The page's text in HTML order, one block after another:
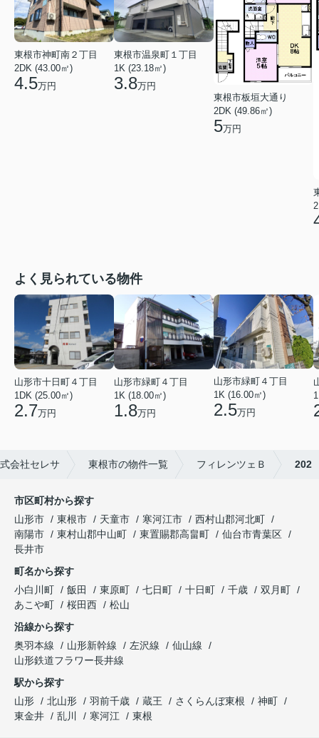
東根市神町南２丁目
2DK (43.00㎡)
4.5万円
東根市温泉町１丁目
1K (23.18㎡)
3.8万円
東根市板垣大通り
2DK (49.86㎡)
5万円
よく見られている物件
山形市十日町４丁目
1DK (25.00㎡)
2.7万円
山形市緑町４丁目
1K (18.00㎡)
1.8万円
山形市緑町４丁目
1K (16.00㎡)
2.5万円
会社セレサ 東根市の物件一覧 フィレンツェＢ 202
市区町村から探す
山形市
東根市 天童市 寒河江市
西村山郡河北町
南陽市
東村山郡中山町 東置賜郡高畠町
仙台市青葉区
長井市
町名から探す
小白川町
飯田 東原町 七日町 十日町 千歳
双月町
あこや町
桜田西
松山
沿線から探す
奥羽本線
山形新幹線 左沢線
仙山線
山形鉄道フラワー長井線
駅から探す
山形
北山形 羽前千歳 蔵王 さくらんぼ東根
神町
東金井
乱川 寒河江 東根